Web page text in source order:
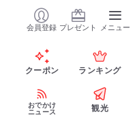
会員登録 プレゼント メニュー
クーポン ランキング
おでかけ
ニュース
観光